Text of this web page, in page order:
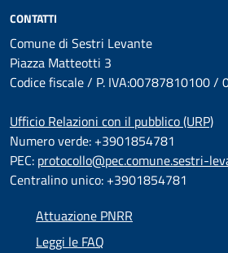
CONTATTI
Comune di Sestri Levante
Piazza Matteotti 3
Codice fiscale / P. IVA:00787810100 /
Ufficio Relazioni con il pubblico (URP)
Numero verde: +3901854781
PEC: protocollo@pec.comune.sestri-
Centralino unico: +3901854781
Attuazione PNRR
Leggi le FAQ